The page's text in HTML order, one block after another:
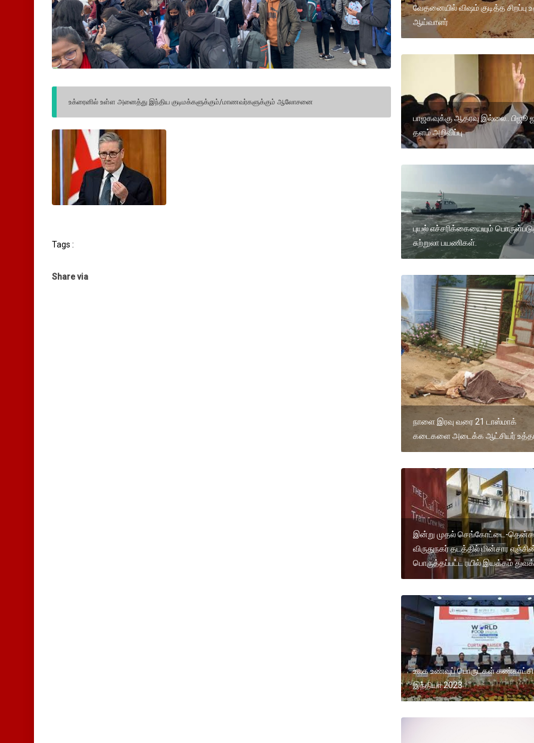
உக்ரைனில் உள்ள அனைத்து இந்திய குடிமக்களுக்கும்/மாணவர்களுக்கும் ஆலோசனை
Tags :
Share via
வேதனையில் விஷம் குடித்த சிறப்பு
ஆய்வாளர்
பாஜகவுக்கு ஆதரவு இல்லை.. பிஜூ
தளம் அறிவிப்பு
புயல் எச்சரிக்கையையும்
சுற்றுலா பயணிகள்.
நாளை இரவு வரை 21 டாஸ்மாக்
கடைகளை அடைக்க ஆட்சியர்
இன்று முதல் செங்கோட்டை-
விருதுநகர் தடத்தில் மின்சார
பொருத்தப்பட்ட ரயில் இயக்கம்
உலக உணவுப் பொருட்கள் கண்காட்சி
இந்தியா 2023